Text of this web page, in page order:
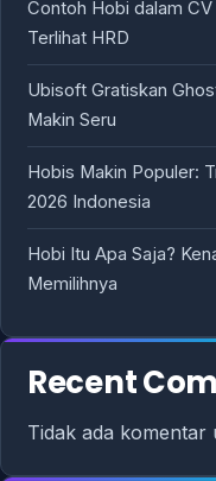
Contoh Hobi dalam
Terlihat HRD
Ubisoft Gratiskan
Makin Seru
Hobis Makin Populer:
2026 Indonesia
Hobi Itu Apa Saja?
Memilihnya
Recent
Tidak ada komentar